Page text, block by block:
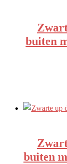
buiten
buiten